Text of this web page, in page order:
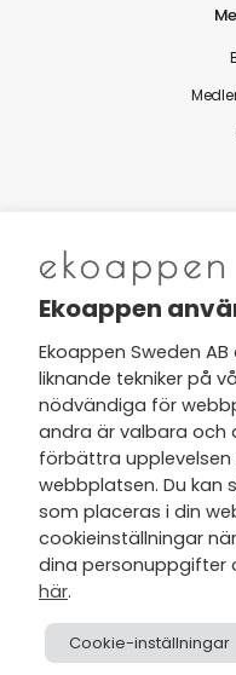
Nytt
Jag har
av nyheter,
Ekoappen
Ekoappen Sweden
liknande tekniker på
nödvändiga för
andra är valbara och
förbättra
webbplatsen. Du kan
som placeras i din
cookieinställningar
dina personuppgifter
här.
Cookie-inställningar